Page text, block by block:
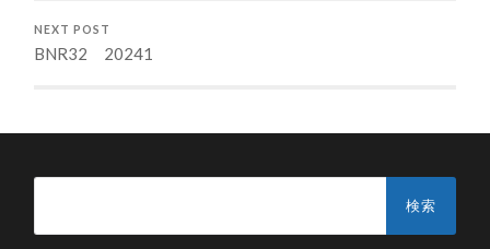
NEXT POST
BNR32 20241